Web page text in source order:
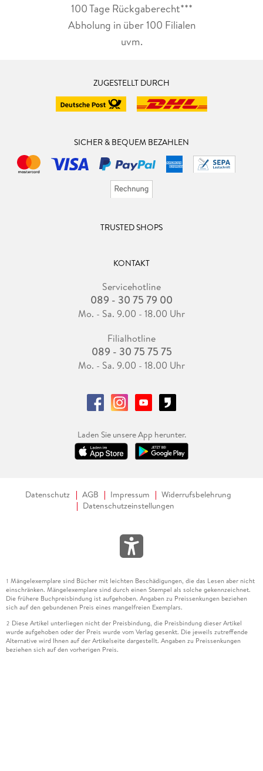
100 Tage Rückgaberecht***
Abholung in über 100 Filialen
uvm.
ZUGESTELLT DURCH
SICHER & BEQUEM BEZAHLEN
TRUSTED SHOPS
KONTAKT
Servicehotline
089 - 30 75 79 00
Mo. - Sa. 9.00 - 18.00 Uhr
Filialhotline
089 - 30 75 75 75
Mo. - Sa. 9.00 - 18.00 Uhr
Laden Sie unsere App herunter.
Datenschutz AGB Impressum
Widerrufsbelehrung
Datenschutzeinstellungen
1 Mängelexemplare sind Bücher mit leichten Beschädigungen, die das Lesen aber nicht
einschränken. Mängelexemplare sind durch einen Stempel als solche gekennzeichnet.
Die frühere Buchpreisbindung ist aufgehoben. Angaben zu Preissenkungen beziehen
sich auf den gebundenen Preis eines mangelfreien Exemplars.
2 Diese Artikel unterliegen nicht der Preisbindung, die Preisbindung dieser Artikel
wurde aufgehoben oder der Preis wurde vom Verlag gesenkt. Die jeweils zutreffende
Alternative wird Ihnen auf der Artikelseite dargestellt. Angaben zu Preissenkungen
beziehen sich auf den vorherigen Preis.